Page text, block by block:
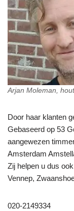
Arjan Moleman,
Door haar klanten
Gebaseerd op 53
aangewezen
Amsterdam
Zij helpen u dus
Vennep,
020-2149334